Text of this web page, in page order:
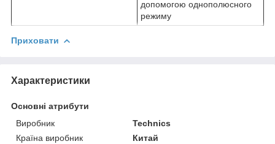
допомогою однополюсного
режиму
Приховати
Характеристики
Основні атрибути
Виробник
Technics
Країна виробник
Китай